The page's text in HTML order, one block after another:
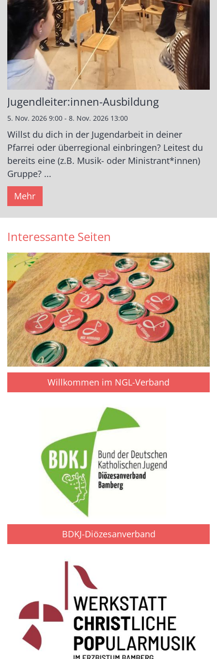
Jugendleiter:innen-Ausbildung
5. Nov. 2026 9:00 - 8. Nov. 2026 13:00
Willst du dich in der Jugendarbeit in deiner
Pfarrei oder überregional einbringen? Leitest du
bereits eine (z.B. Musik- oder Ministrant*innen)
Gruppe? ...
Mehr
Interessante Seiten
Willkommen im NGL-Verband
BDKJ-Diözesanverband